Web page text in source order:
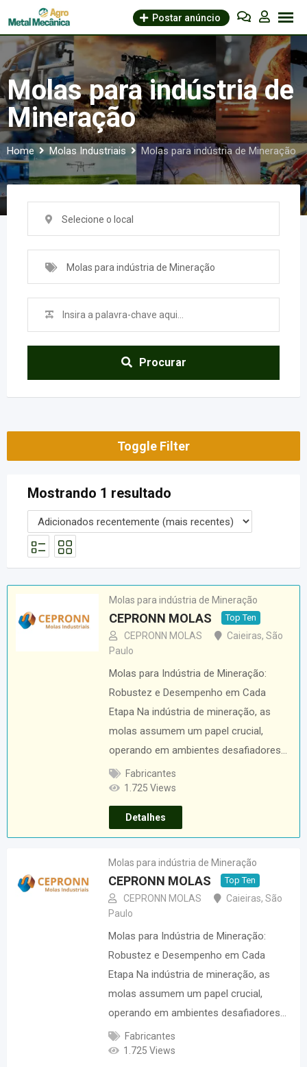
to
content
Postar anúncio
Molas para indústria de
Mineração
Home Molas Industriais Molas para indústria de Mineração
Selecione o local
Molas para indústria de Mineração
Procurar
Toggle Filter
Mostrando 1 resultado
Molas para indústria de Mineração
CEPRONN MOLAS Top Ten
CEPRONN MOLAS Caieiras, São
Paulo
Molas para Indústria de Mineração:
Robustez e Desempenho em Cada
Etapa Na indústria de mineração, as
molas assumem um papel crucial,
operando em ambientes desafiadores…
Fabricantes
1.725 Views
Detalhes
Molas para indústria de Mineração
CEPRONN MOLAS Top Ten
CEPRONN MOLAS Caieiras, São
Paulo
Molas para Indústria de Mineração:
Robustez e Desempenho em Cada
Etapa Na indústria de mineração, as
molas assumem um papel crucial,
operando em ambientes desafiadores…
Fabricantes
1.725 Views